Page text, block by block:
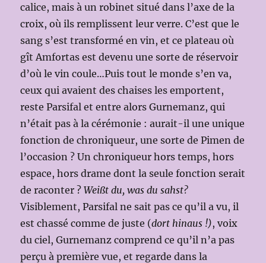
calice, mais à un robinet situé dans l’axe de la
croix, où ils remplissent leur verre. C’est que le
sang s’est transformé en vin, et ce plateau où
gît Amfortas est devenu une sorte de réservoir
d’où le vin coule…Puis tout le monde s’en va,
ceux qui avaient des chaises les emportent,
reste Parsifal et entre alors Gurnemanz, qui
n’était pas à la cérémonie : aurait-il une unique
fonction de chroniqueur, une sorte de Pimen de
l’occasion ? Un chroniqueur hors temps, hors
espace, hors drame dont la seule fonction serait
de raconter ?Weißt du, was du sahst?
Visiblement, Parsifal ne sait pas ce qu’il a vu, il
est chassé comme de juste (dort hinaus !), voix
du ciel, Gurnemanz comprend ce qu’il n’a pas
perçu à première vue, et regarde dans la